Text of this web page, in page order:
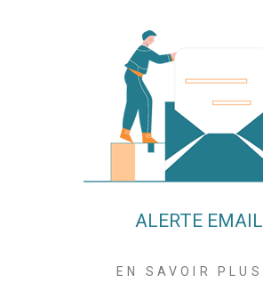
ALERTE EMAIL
EN SAVOIR PLUS